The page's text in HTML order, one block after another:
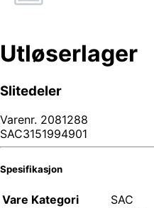
Utløserlager
Slitedeler
Varenr. 2081288
SAC3151994901
Spesifikasjon
Vare Kategori
SAC